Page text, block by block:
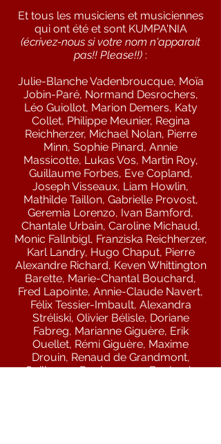
Et tous les musiciens et musiciennes
qui ont été et sont KUMPA'NIA
(écrivez-nous si votre nom n'apparait
pas!! Please!!) :
Julie-Blanche Vadenbroucque, Moïa
Jobin-Paré, Normand Desrochers,
Léo Guiollot, Marion Demers, Katy
Collet, Philippe Meunier, Regina
Reichherzer, Michael Nolan, Pierre
Minn, Sophie Pinard, Annie
Massicotte, Lukas Vos, Martin Roy,
Guillaume Forbes, Eve Copland,
Joseph Visseaux, Liam Howlin,
Mathilde Taillon, Gabrielle Provost,
Geremia Lorenzo, Ivan Bamford,
Chantale Urbain, Caroline Michaud,
Monic Fallnbigl, Franziska Reichherzer,
Karl Landry, Hugo Chaput, Pierre
Alexandre Richard, Keven Whittington
Barette, Marie-Chantal Bouchard,
Fred Lapointe, Annie-Claude Navert,
Félix Tessier-Imbault, Alexandra
Stréliski, Olivier Bélisle, Doriane
Fabreg, Marianne Giguère, Erik
Ouellet, Rémi Giguère, Maxime
Drouin, Renaud de Grandmont,
Guillaume Duchesneau, Benjamin